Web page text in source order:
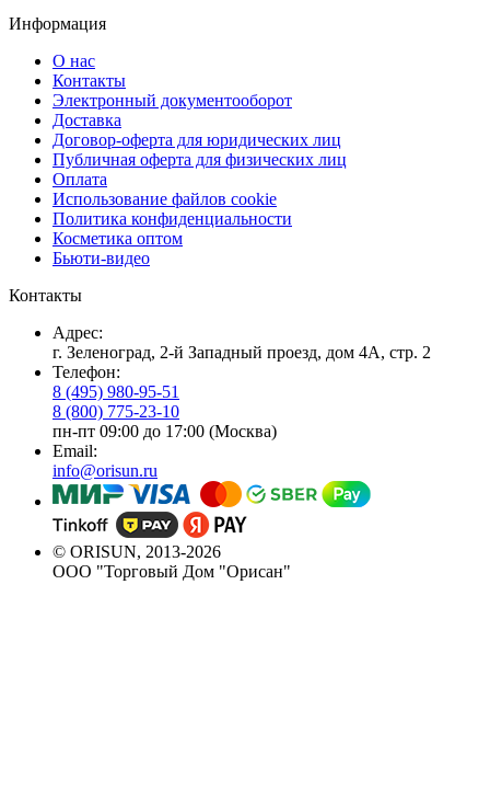
Информация
О нас
Контакты
Электронный документооборот
Доставка
Договор-оферта для юридических лиц
Публичная оферта для физических лиц
Оплата
Использование файлов cookie
Политика конфиденциальности
Косметика оптом
Бьюти-видео
Контакты
Адрес:
г. Зеленоград, 2-й Западный проезд, дом 4А, стр. 2
Телефон:
8 (495) 980-95-51
8 (800) 775-23-10
пн-пт 09:00 до 17:00 (Москва)
Email:
info@orisun.ru
© ORISUN, 2013-2026
ООО "Торговый Дом "Орисан"